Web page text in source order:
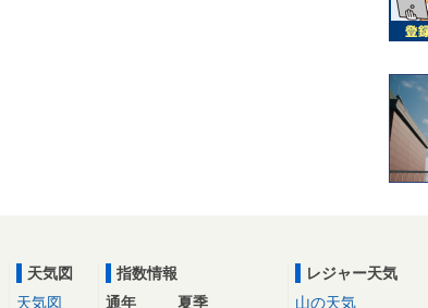
天気図
天気図
指数情報
通年
夏季
レジャー天気
山の天気